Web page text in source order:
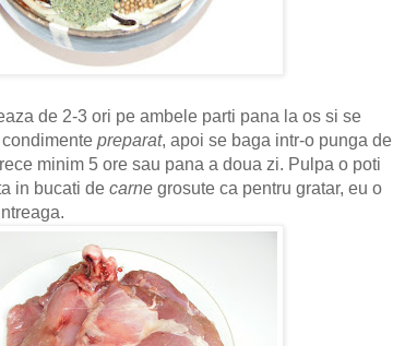
de 2-3 ori pe ambele parti pana la os si se
preparat, apoi se baga intr-o punga de
minim 5 ore sau pana a doua zi. Pulpa o poti
in bucati de carne grosute ca pentru gratar, eu o